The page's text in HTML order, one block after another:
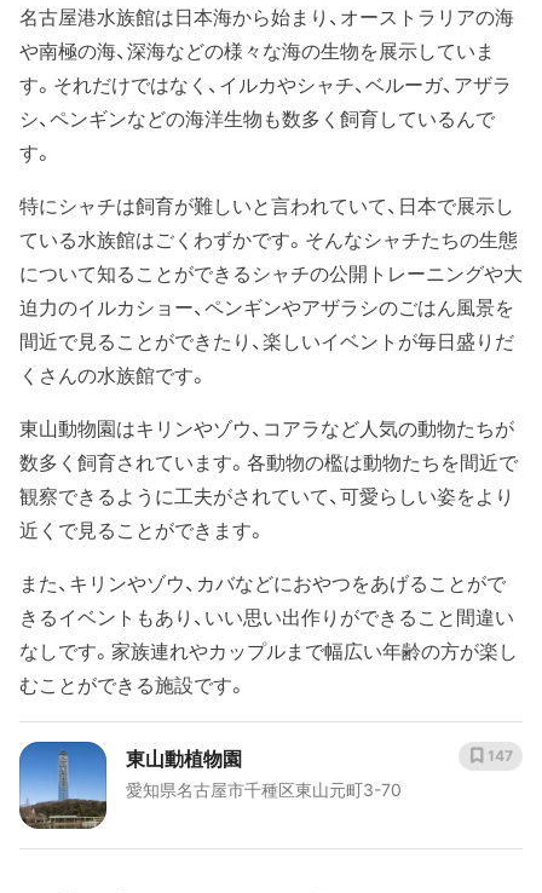
名古屋港水族館は日本海から始まり、オーストラリアの海
や南極の海、深海などの様々な海の生物を展示していま
す。それだけではなく、イルカやシャチ、ベルーガ、アザラ
シ、ペンギンなどの海洋生物も数多く飼育しているんで
す。
特にシャチは飼育が難しいと言われていて、日本で展示し
ている水族館はごくわずかです。そんなシャチたちの生態
について知ることができるシャチの公開トレーニングや大
迫力のイルカショー、ペンギンやアザラシのごはん風景を
間近で見ることができたり、楽しいイベントが毎日盛りだ
くさんの水族館です。
東山動物園はキリンやゾウ、コアラなど人気の動物たちが
数多く飼育されています。各動物の檻は動物たちを間近で
観察できるように工夫がされていて、可愛らしい姿をより
近くで見ることができます。
また、キリンやゾウ、カバなどにおやつをあげることがで
きるイベントもあり、いい思い出作りができること間違い
なしです。家族連れやカップルまで幅広い年齢の方が楽し
むことができる施設です。
東山動植物園
愛知県名古屋市千種区東山元町3-70
147